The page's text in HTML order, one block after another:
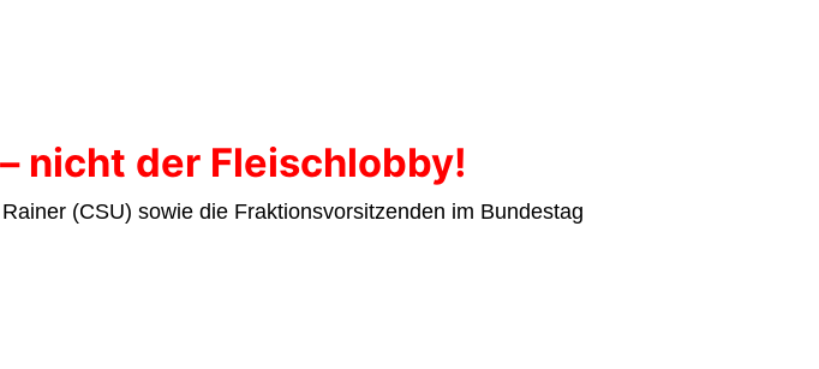
nicht der Fleischlobby!
(CSU) sowie die Fraktionsvorsitzenden im Bundestag